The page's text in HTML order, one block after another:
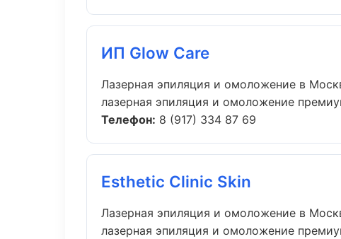
ИП Glow Care
Лазерная эпиляция и омоложение в
лазерная эпиляция и омоложение
Телефон: 8 (917) 334 87 69
Esthetic Clinic Skin
Лазерная эпиляция и омоложение в
лазерная эпиляция и омоложение